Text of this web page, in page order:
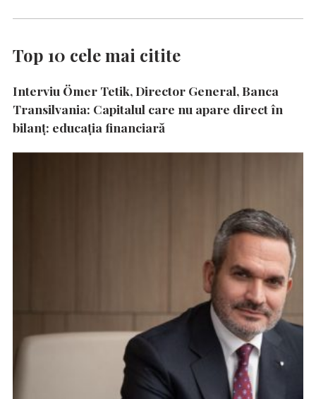
Top 10 cele mai citite
Interviu Ömer Tetik, Director General, Banca
Transilvania: Capitalul care nu apare direct în
bilanț: educația financiară